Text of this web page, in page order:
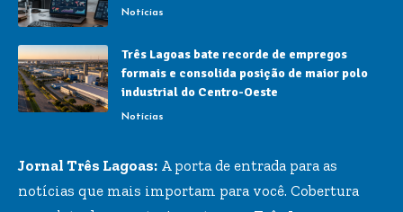
Notícias
Três Lagoas bate recorde de empregos
formais e consolida posição de maior polo
industrial do Centro-Oeste
Notícias
Jornal Três Lagoas: A porta de entrada para as
notícias que mais importam para você. Cobertura